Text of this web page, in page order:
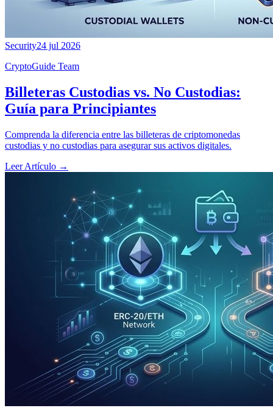
Security24 jul 2026
CryptoGuide Team
Billeteras Custodias vs. No Custodias:
Guía para Principiantes
Comprenda la diferencia entre las billeteras de criptomonedas
custodias y no custodias para asegurar sus activos digitales.
Leer Artículo →